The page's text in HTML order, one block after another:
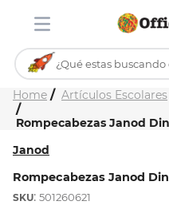
¿Qué estas buscando en
Inicio
Artículos Escolares
Janod
Rompecabezas Janod
: 501260621
TÉRMINOS MÁS BUSCADOS
.
ojo turco
2.
toy story
3.
stitch